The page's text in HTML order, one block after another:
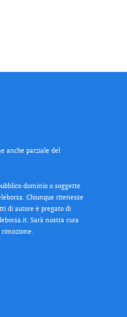
anche parziale del
dominio o soggette
Chiunque ritenesse
di autore è pregato di
Sarà nostra cura